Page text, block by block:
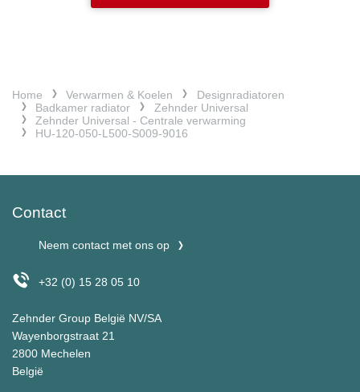
Home Verwarmen & Koelen
Designradiatoren
Badkamer radiator
Zehnder Universal
Zehnder Universal - Centrale verwarming
HU-120-050-L500-S009-9016
Contact
Neem contact met ons op
+32 (0) 15 28 05 10
Zehnder Group België NV/SA
Wayenborgstraat 21
2800 Mechelen
België